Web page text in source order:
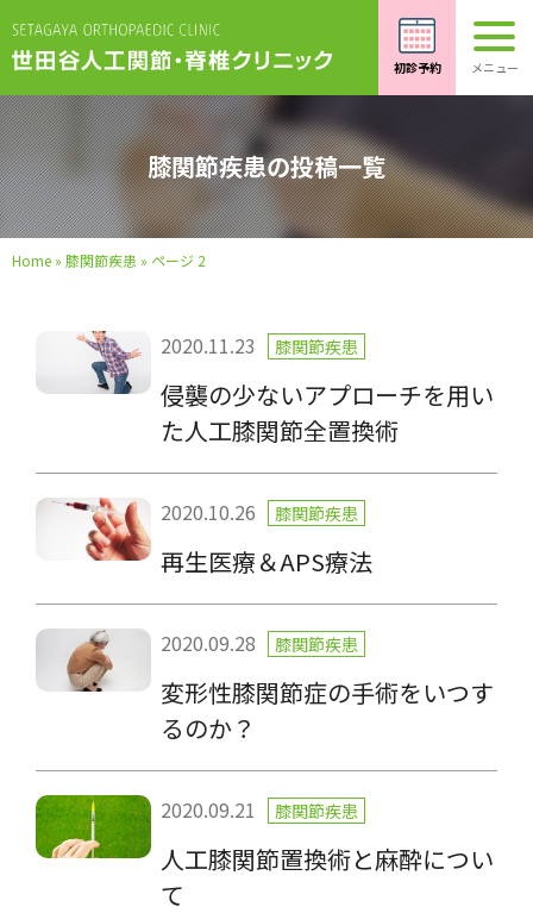
膝関節疾患の投稿一覧
Home» 膝関節疾患 » ページ 2
2020.11.23 膝関節疾患
侵襲の少ないアプローチを用い
た人工膝関節全置換術
2020.10.26 膝関節疾患
再生医療＆APS療法
2020.09.28 膝関節疾患
変形性膝関節症の手術をいつす
るのか？
2020.09.21 膝関節疾患
人工膝関節置換術と麻酔につい
て